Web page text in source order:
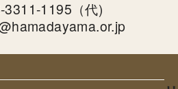
3311-1195（代)